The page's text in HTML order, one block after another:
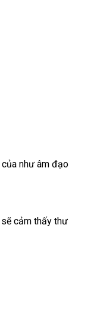
đại
của như âm đạo
chợ
sẽ cảm thấy thư